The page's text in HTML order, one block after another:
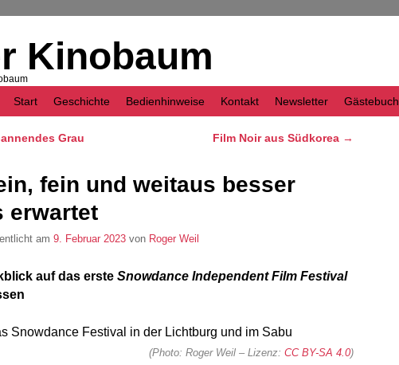
Kinobaum
Start Geschichte Bedienhinweise Kontakt Newsletter Gästebuch
Grau Film Noir aus Südkorea →
fein und weitaus besser
erwartet
am 9. Februar 2023 von Roger Weil
auf das erste Snowdance Independent Film Festival
(Photo: Roger Weil – Lizenz: CC BY-SA 4.0)